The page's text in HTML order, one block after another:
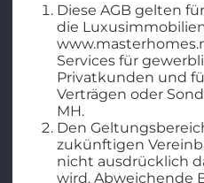
Diese AGB gelten
die
Services für
Privatkunden und
Verträgen oder
MH.
Den
zukünftigen
nicht ausdrücklich
wird. Abweichende